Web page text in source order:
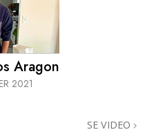
Aragon
2021
SE VIDEO